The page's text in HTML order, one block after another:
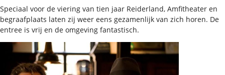
Speciaal voor de viering van tien jaar Reiderland, Amfitheater en
begraafplaats laten zij weer eens gezamenlijk van zich horen. De
entree is vrij en de omgeving fantastisch.